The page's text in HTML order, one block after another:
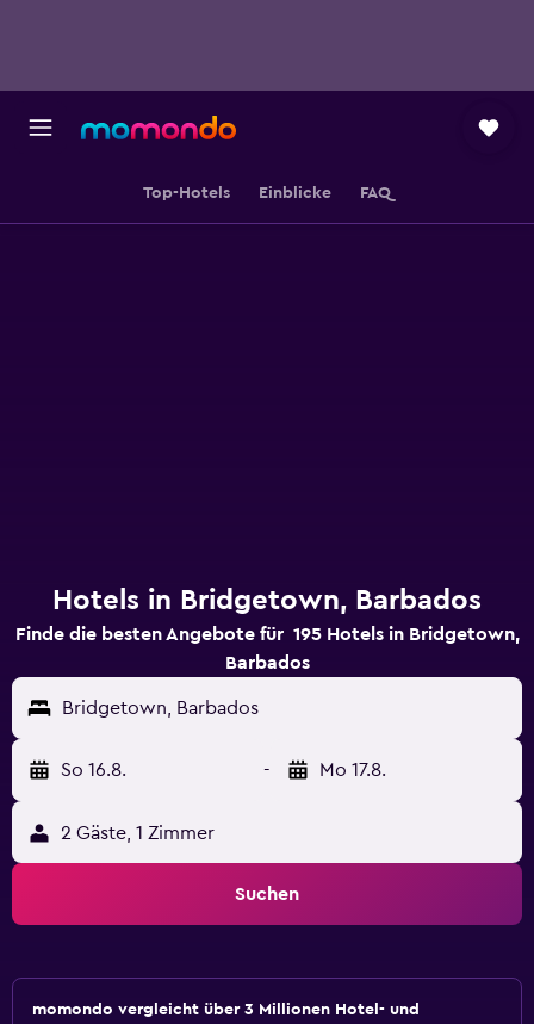
Top-Hotels Einblicke FAQ
Hotels in Bridgetown, Barbados
Finde die besten Angebote für 195 Hotels in Bridgetown,
Barbados
Bridgetown, Barbados
So 16.8. - Mo 17.8.
2 Gäste, 1 Zimmer
Suchen
momondo vergleicht über 3 Millionen Hotel- und